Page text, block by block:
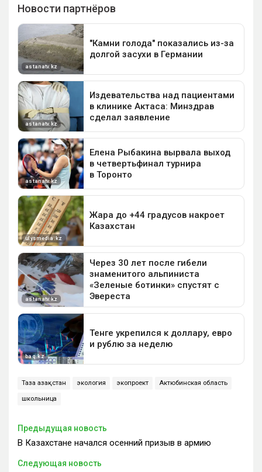
Таза Қазақстан экология экопроект Актюбинская область
школьница
Предыдущая новость
В Казахстане начался осенний призыв в армию
Следующая новость